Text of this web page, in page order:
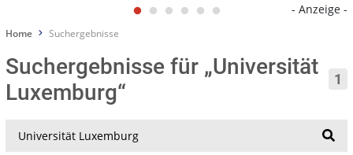
- Anzeige -
Home Suchergebnisse
Suchergebnisse für „Universität
Luxemburg“
1